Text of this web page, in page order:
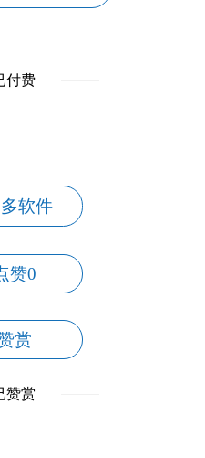
付费
软件
赞0
赏
赞赏